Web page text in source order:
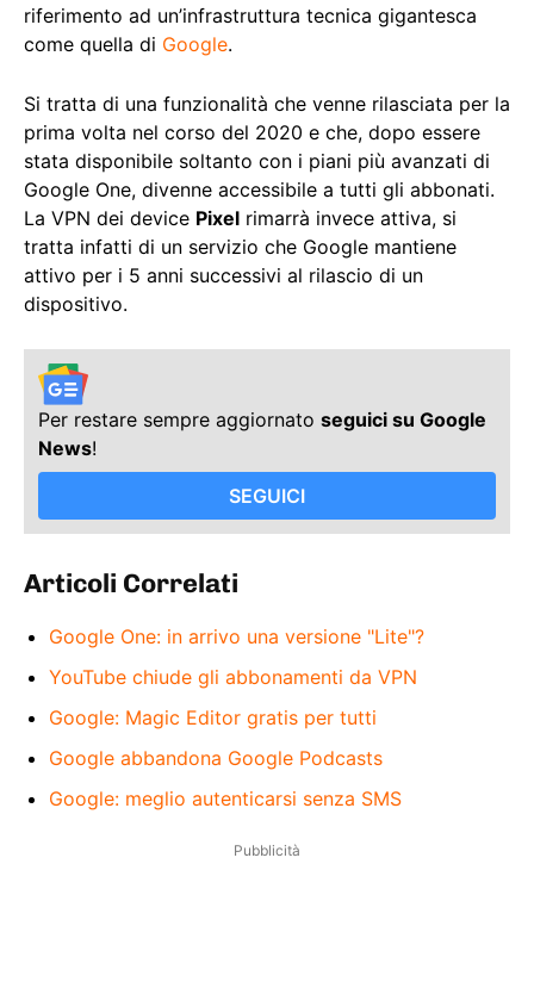
riferimento ad un’infrastruttura tecnica gigantesca
come quella di Google.
Si tratta di una funzionalità che venne rilasciata per la
prima volta nel corso del 2020 e che, dopo essere
stata disponibile soltanto con i piani più avanzati di
Google One, divenne accessibile a tutti gli abbonati.
La VPN dei device Pixel rimarrà invece attiva, si
tratta infatti di un servizio che Google mantiene
attivo per i 5 anni successivi al rilascio di un
dispositivo.
Per restare sempre aggiornato seguici su Google
News!
SEGUICI
Articoli Correlati
Google One: in arrivo una versione "Lite"?
YouTube chiude gli abbonamenti da VPN
Google: Magic Editor gratis per tutti
Google abbandona Google Podcasts
Google: meglio autenticarsi senza SMS
Pubblicità